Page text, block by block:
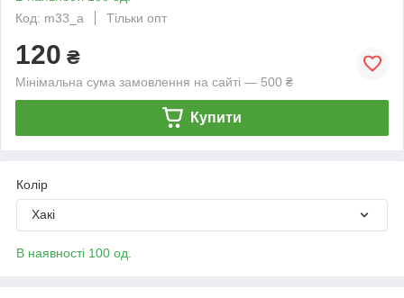
Код: m33_а
Тільки опт
120 ₴
Мінімальна сума замовлення на сайті — 500 ₴
Купити
Колір
Хакі
В наявності 100 од.